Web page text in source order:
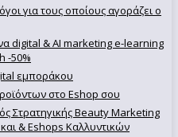
για τους οποίους αγοράζει ο
digital & AI marketing e-learning
-50%
εμποράκου
στο Eshop σου
Στρατηγικής Beauty Marketing
& Eshops Καλλυντικών